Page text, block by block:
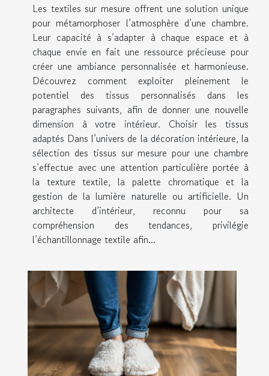
Les textiles sur mesure offrent une solution unique
pour métamorphoser l’atmosphère d’une chambre.
Leur capacité à s’adapter à chaque espace et à
chaque envie en fait une ressource précieuse pour
créer une ambiance personnalisée et harmonieuse.
Découvrez comment exploiter pleinement le
potentiel des tissus personnalisés dans les
paragraphes suivants, afin de donner une nouvelle
dimension à votre intérieur. Choisir les tissus
adaptés Dans l’univers de la décoration intérieure, la
sélection des tissus sur mesure pour une chambre
s’effectue avec une attention particulière portée à
la texture textile, la palette chromatique et la
gestion de la lumière naturelle ou artificielle. Un
architecte d’intérieur, reconnu pour sa
compréhension des tendances, privilégie
l’échantillonnage textile afin...